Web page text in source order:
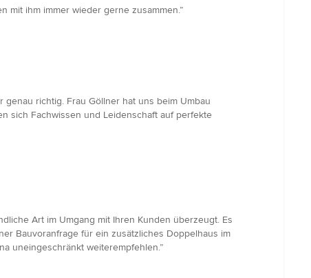
mit ihm immer wieder gerne zusammen.”
richtig. Frau Göllner hat uns beim Umbau
sich Fachwissen und Leidenschaft auf perfekte
Art im Umgang mit Ihren Kunden überzeugt. Es
Bauvoranfrage für ein zusätzliches Doppelhaus im
uneingeschränkt weiterempfehlen.”